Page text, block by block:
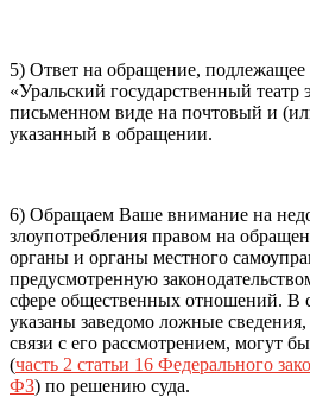
5) Ответ на обращение,
«Уральский государственный театр
письменном виде на почтовый и
указанный в обращении.
6) Обращаем Ваше внимание на
злоупотребления правом на
органы и органы местного
предусмотренную
сфере общественных отношений. В
указаны заведомо ложные
связи с его рассмотрением, могут
(часть 2 статьи 16 Федерального
ФЗ) по решению суда.